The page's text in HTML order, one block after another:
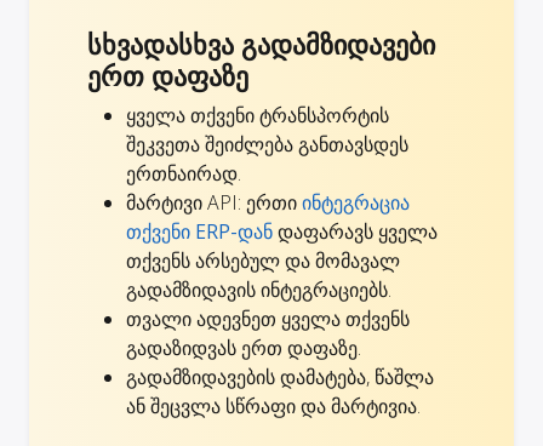
სხვადასხვა გადამზიდავები
ერთ დაფაზე
ყველა თქვენი ტრანსპორტის
შეკვეთა შეიძლება განთავსდეს
ერთნაირად.
მარტივი API: ერთიინტეგრაცია
თქვენი ERP-დანდაფარავს ყველა
თქვენს არსებულ და მომავალ
გადამზიდავის ინტეგრაციებს.
თვალი ადევნეთ ყველა თქვენს
გადაზიდვას ერთ დაფაზე.
გადამზიდავების დამატება, წაშლა
ან შეცვლა სწრაფი და მარტივია.